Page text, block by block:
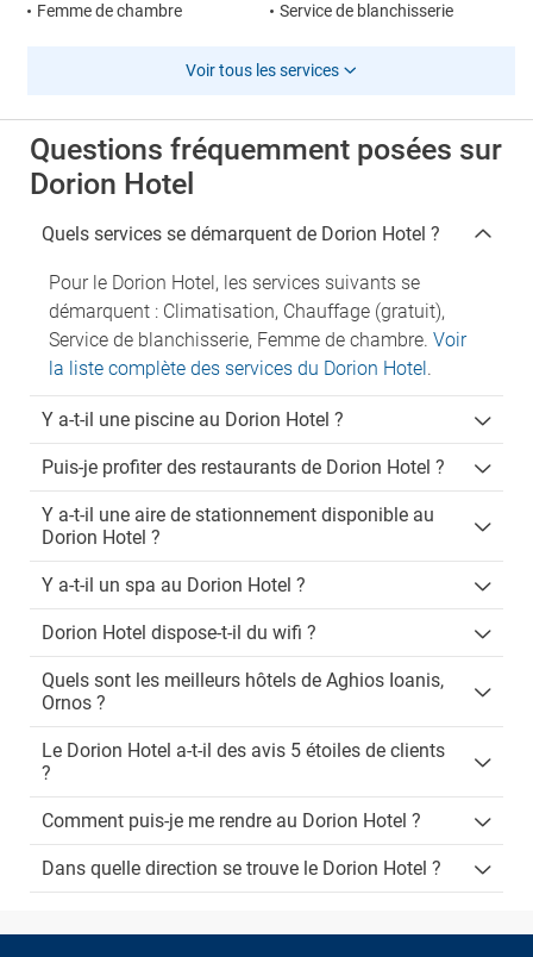
Femme de chambre
Service de blanchisserie
Voir tous les services
Questions fréquemment posées sur
Dorion Hotel
Quels services se démarquent de Dorion Hotel ?
Pour le Dorion Hotel, les services suivants se
démarquent : Climatisation, Chauffage (gratuit),
Service de blanchisserie, Femme de chambre. Voir
la liste complète des services du Dorion Hotel.
Y a-t-il une piscine au Dorion Hotel ?
Puis-je profiter des restaurants de Dorion Hotel ?
Y a-t-il une aire de stationnement disponible au
Dorion Hotel ?
Y a-t-il un spa au Dorion Hotel ?
Dorion Hotel dispose-t-il du wifi ?
Quels sont les meilleurs hôtels de Aghios Ioanis,
Ornos ?
Le Dorion Hotel a-t-il des avis 5 étoiles de clients
?
Comment puis-je me rendre au Dorion Hotel ?
Dans quelle direction se trouve le Dorion Hotel ?